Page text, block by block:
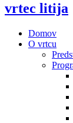
vrtec litija
Domov
O vrtcu